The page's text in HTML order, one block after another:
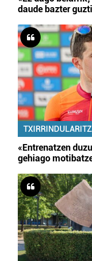
daude bazter
«Entrenatzen
gehiago